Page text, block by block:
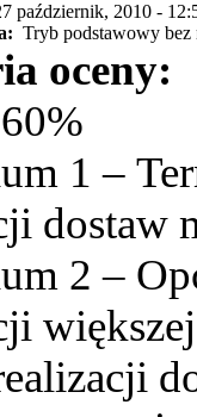
październik, 2010 -
Tryb podstawowy bez
oceny:
1 –
dostaw
2 –